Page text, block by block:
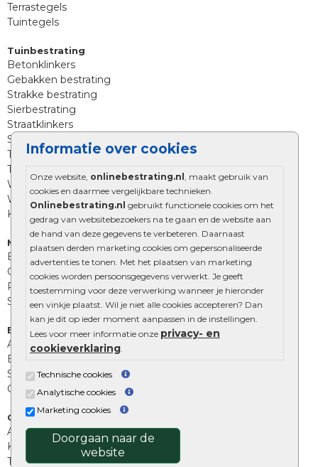
Informatie over cookies
Onze website, onlinebestrating.nl , maakt gebruik van
cookies en daarmee vergelijkbare technieken.
Onlinebestrating.nl gebruikt functionele cookies om het
gedrag van websitebezoekers na te gaan en de website aan
de hand van deze gegevens te verbeteren. Daarnaast
plaatsen derden marketing cookies om gepersonaliseerde
advertenties te tonen. Met het plaatsen van marketing
cookies worden persoonsgegevens verwerkt. Je geeft
toestemming voor deze verwerking wanneer je hieronder
een vinkje plaatst. Wil je niet alle cookies accepteren? Dan
kan je dit op ieder moment aanpassen in de instellingen.
Lees voor meer informatie onze privacy- en
cookieverklaring.
Technische cookies
Analytische cookies
Marketing cookies
Doorgaan naar de
website
Terrastegels
Tuintegels
Tuinbestrating
Betonklinkers
Gebakken bestrating
Strakke bestrating
Sierbestrating
Straatklinkers
Straatstenen
Trommelstenen
Tuinstenen
Waalformaat
Wildverband bestrating
Kingstones
Muurelementen
Betonbielzen
Opsluitbanden
Palissades
Stapelblokken
Extra benodigdheden
Afwatering en diversen
Beplantings en betonelementen
Split, grind en zand
Oprit tegels
Overig
Aanbiedingen
Kunstgras
Tuintegels outlet